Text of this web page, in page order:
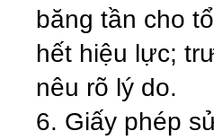
băng tần cho
hết hiệu lực;
nêu rõ lý do.
6. Giấy phép